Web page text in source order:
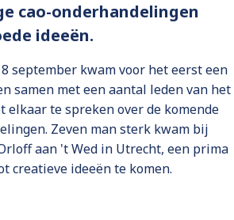
cao-onderhandelingen
ideeën.
september kwam voor het eerst een
samen met een aantal leden van het
elkaar te spreken over de komende
Zeven man sterk kwam bij
aan 't Wed in Utrecht, een prima
creatieve ideeën te komen.